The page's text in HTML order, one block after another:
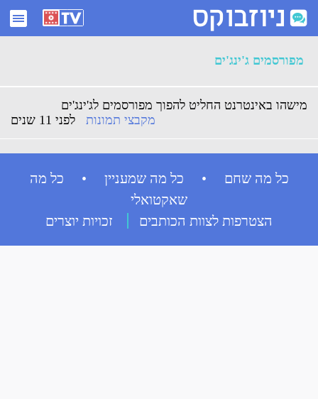
ארכיון מפורסמים ג'ינג'ים - ניוזבוקס
מפורסמים ג'ינג'ים
מישהו באינטרנט החליט להפוך מפורסמים לג'ינג'ים
לפני 11 שנים
מקבצי תמונות
כל מה שחם • כל מה שמעניין • כל מה
שאקטואלי
הצטרפות לצוות הכותבים
זכויות יוצרים